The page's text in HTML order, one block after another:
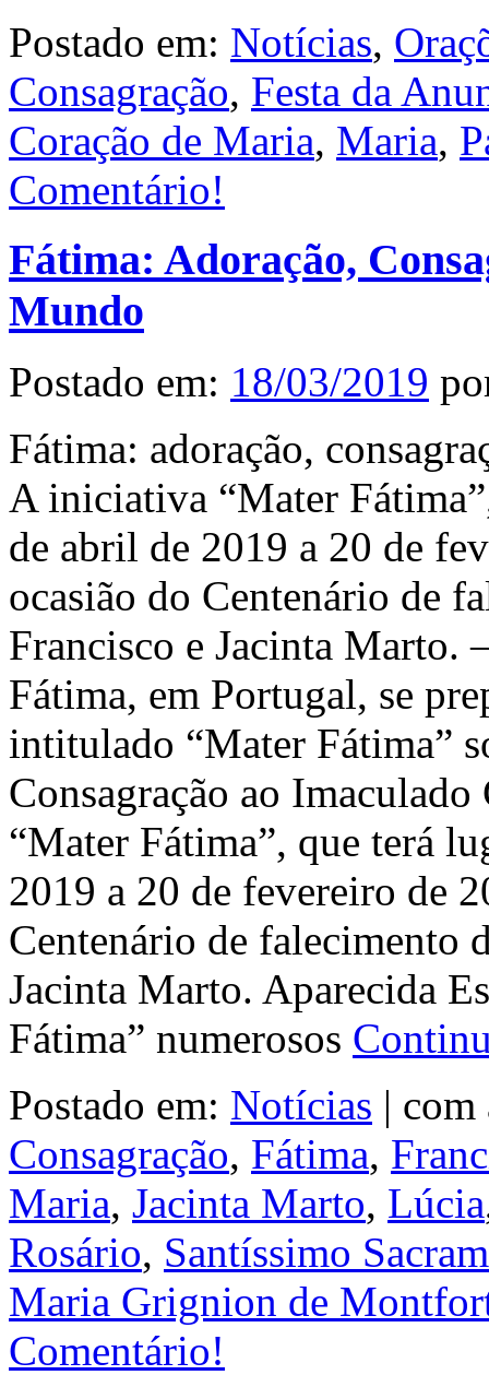
Postado em: Notícias,
Consagração, Festa da
Coração de Maria, Maria,
Comentário!
Fátima: Adoração,
Mundo
Postado em: 18/03/2019
Fátima: adoração,
A iniciativa “Mater
de abril de 2019 a 20 de
ocasião do Centenário de
Francisco e Jacinta Marto.
Fátima, em Portugal, se
intitulado “Mater Fátima”
Consagração ao
“Mater Fátima”, que terá
2019 a 20 de fevereiro de
Centenário de falecimento
Jacinta Marto. Aparecida
Fátima” numerosos
Postado em: Notícias | com
Consagração, Fátima,
Maria, Jacinta Marto, Lúcia
Rosário, Santíssimo
Maria Grignion de
Comentário!